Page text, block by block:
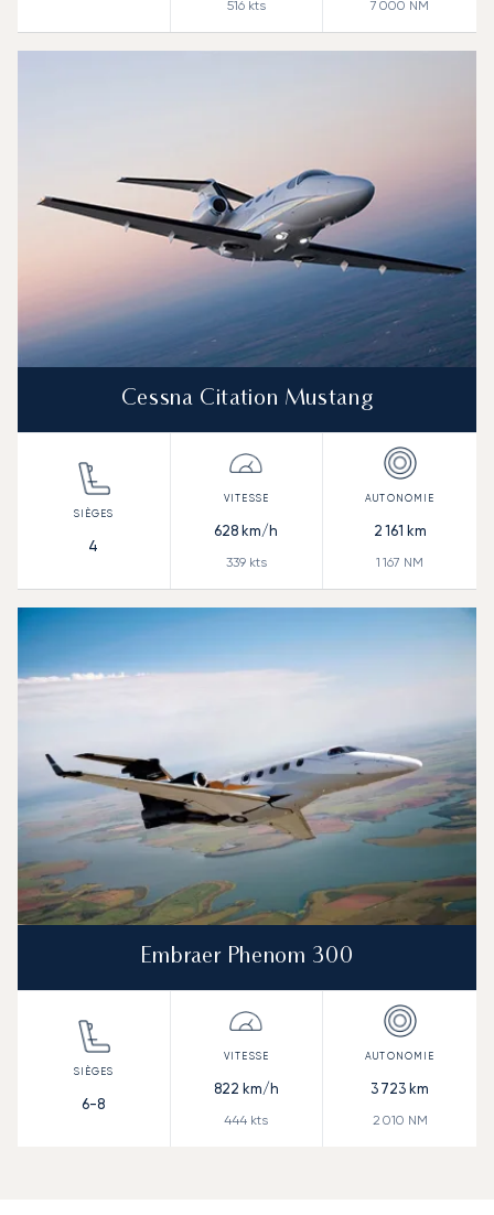
516kts 7 000 NM
Cessna Citation Mustang
4
628 km/h
339kts
2 161 km
1 167 NM
Embraer Phenom 300
6-8
822 km/h
444 kts
3 723 km
2 010 NM